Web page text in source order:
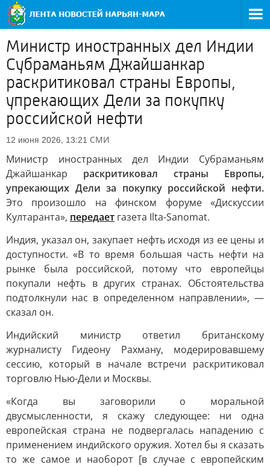
Министр иностранных дел Индии
Субраманьям Джайшанкар
раскритиковал страны Европы,
упрекающих Дели за покупку
российской нефти
12 июня 2026, 13:21 СМИ
Министр иностранных дел Индии Субраманьям
Джайшанкар раскритиковал страны Европы,
упрекающих Дели за покупку российской нефти.
Это произошло на финском форуме «Дискуссии
Култаранта», передает газета Ilta-Sanomat.
Индия, указал он, закупает нефть исходя из ее цены и
доступности. «В то время большая часть нефти на
рынке была российской, потому что европейцы
покупали нефть в других странах. Обстоятельства
подтолкнули нас в определенном направлении», —
сказал он.
Индийский министр ответил британскому
журналисту Гидеону Рахману, модерировавшему
сессию, который в начале встречи раскритиковал
торговлю Нью-Дели и Москвы.
«Когда вы заговорили о моральной
двусмысленности, я скажу следующее: ни одна
европейская страна не подвергалась нападению с
применением индийского оружия. Хотел бы я сказать
то же самое и наоборот [в случае с европейским